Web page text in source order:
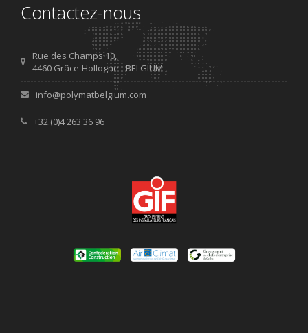
Contactez-nous
Rue des Champs 10,
4460 Grâce-Hollogne - BELGIUM
info@polymatbelgium.com
+32.(0)4 263 36 96